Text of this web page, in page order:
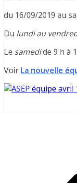
du 16/09/2019 au
Du lundi au
Le samedide 9 h à
Voir La nouvelle